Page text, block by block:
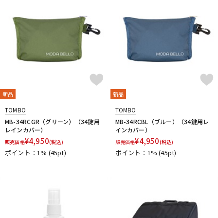
新品
TOMBO
MB-34RCGR（グリーン）（34鍵用
レインカバー）
販売価格¥4,950(税込)
ポイント：1% (45pt)
新品
TOMBO
MB-34RCBL（ブルー）（34鍵用レ
インカバー）
販売価格¥4,950(税込)
ポイント：1%(45pt)